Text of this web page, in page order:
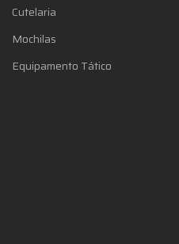
Cutelaria
Mochilas
Equipamento Tático